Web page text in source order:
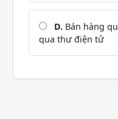
D. Bán hàng
qua thư điện tử